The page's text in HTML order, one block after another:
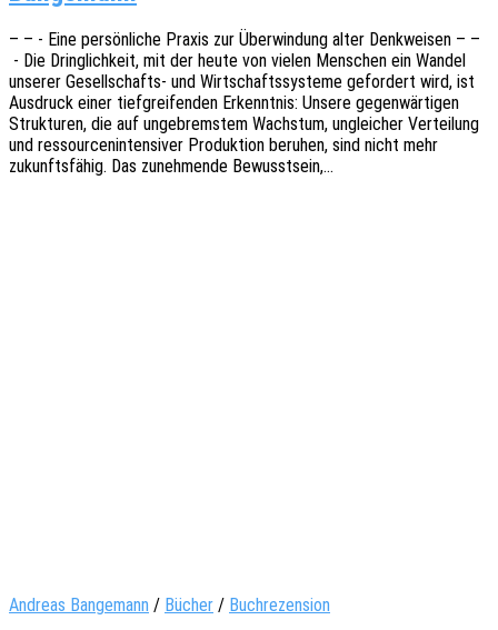
– – - Eine persön­li­che Praxis zur Über­win­dung alter Denk­wei­sen – –
- Die Dring­lich­keit, mit der heute von vielen Menschen ein Wandel
unse­rer Gesel­l­­schafts- und Wirt­schafts­sys­te­me gefor­dert wird, ist
Ausdruck einer tief­grei­fen­den Erkennt­nis: Unsere gegen­wär­ti­gen
Struk­tu­ren, die auf unge­brems­tem Wachs­tum, unglei­cher Vertei­lung
und ressour­cen­in­ten­si­ver Produk­ti­on beru­hen, sind nicht mehr
zukunfts­fä­hig. Das zuneh­men­de Bewusstsein,…
Andreas Bangemann / Bücher / Buchrezension